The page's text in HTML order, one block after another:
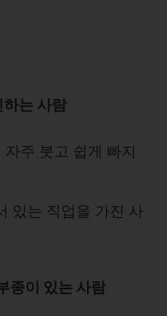
하는 사람
주 붓고 쉽게 빠지
있는 직업을 가진 사
종이 있는 사람